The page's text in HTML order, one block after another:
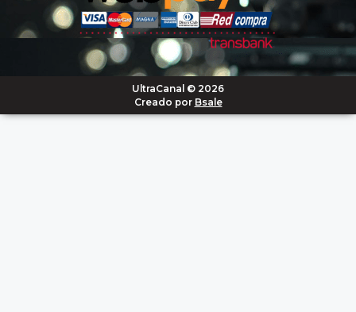
UltraCanal © 2026
Creado por Bsale